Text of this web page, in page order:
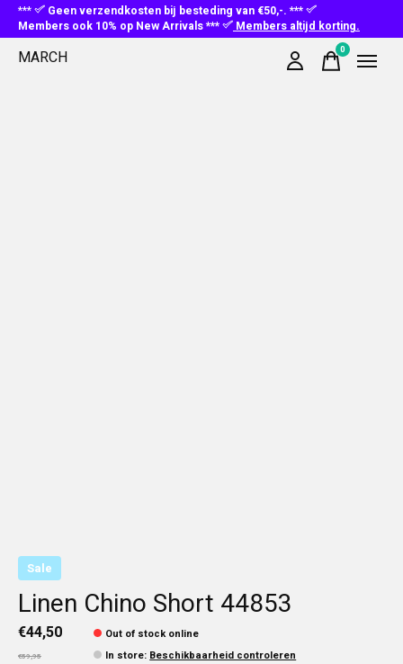
***
Geen verzendkosten bij besteding van €50,-. ***
Members ook 10% op New Arrivals ***
Members altijd korting.
MARCH 0items
Sale
Linen Chino Short 44853
€44,50
€59,95
Out of stock online
In store: Beschikbaarheid controleren